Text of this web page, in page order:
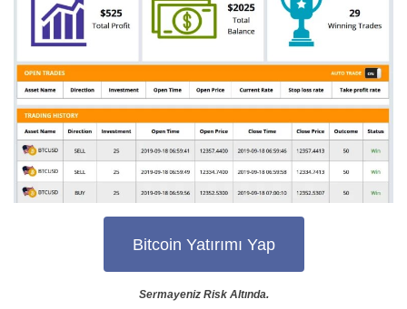
Bitcoin Yatırımı Yap
Sermayeniz Risk Altında.